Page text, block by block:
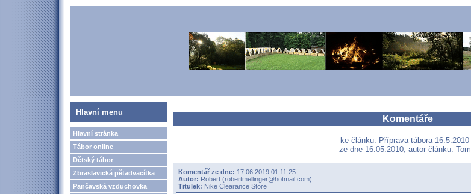
Hlavní menu
Hlavní stránka
Tábor online
Dětský tábor
Zbraslavická pětadvacítka
Pančavská vzduchovka
Komentáře
ke článku: Příprava tábora 16.5.2010
ze dne 16.05.2010, autor článku: Tom
Komentář ze dne: 17.06.2019 01:11:25
Autor: Robert (robertmellinger@hotmail.com)
Titulek: Nike Clearance Store